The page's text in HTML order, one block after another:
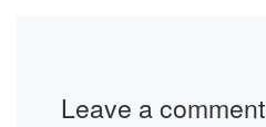
Leave a comment